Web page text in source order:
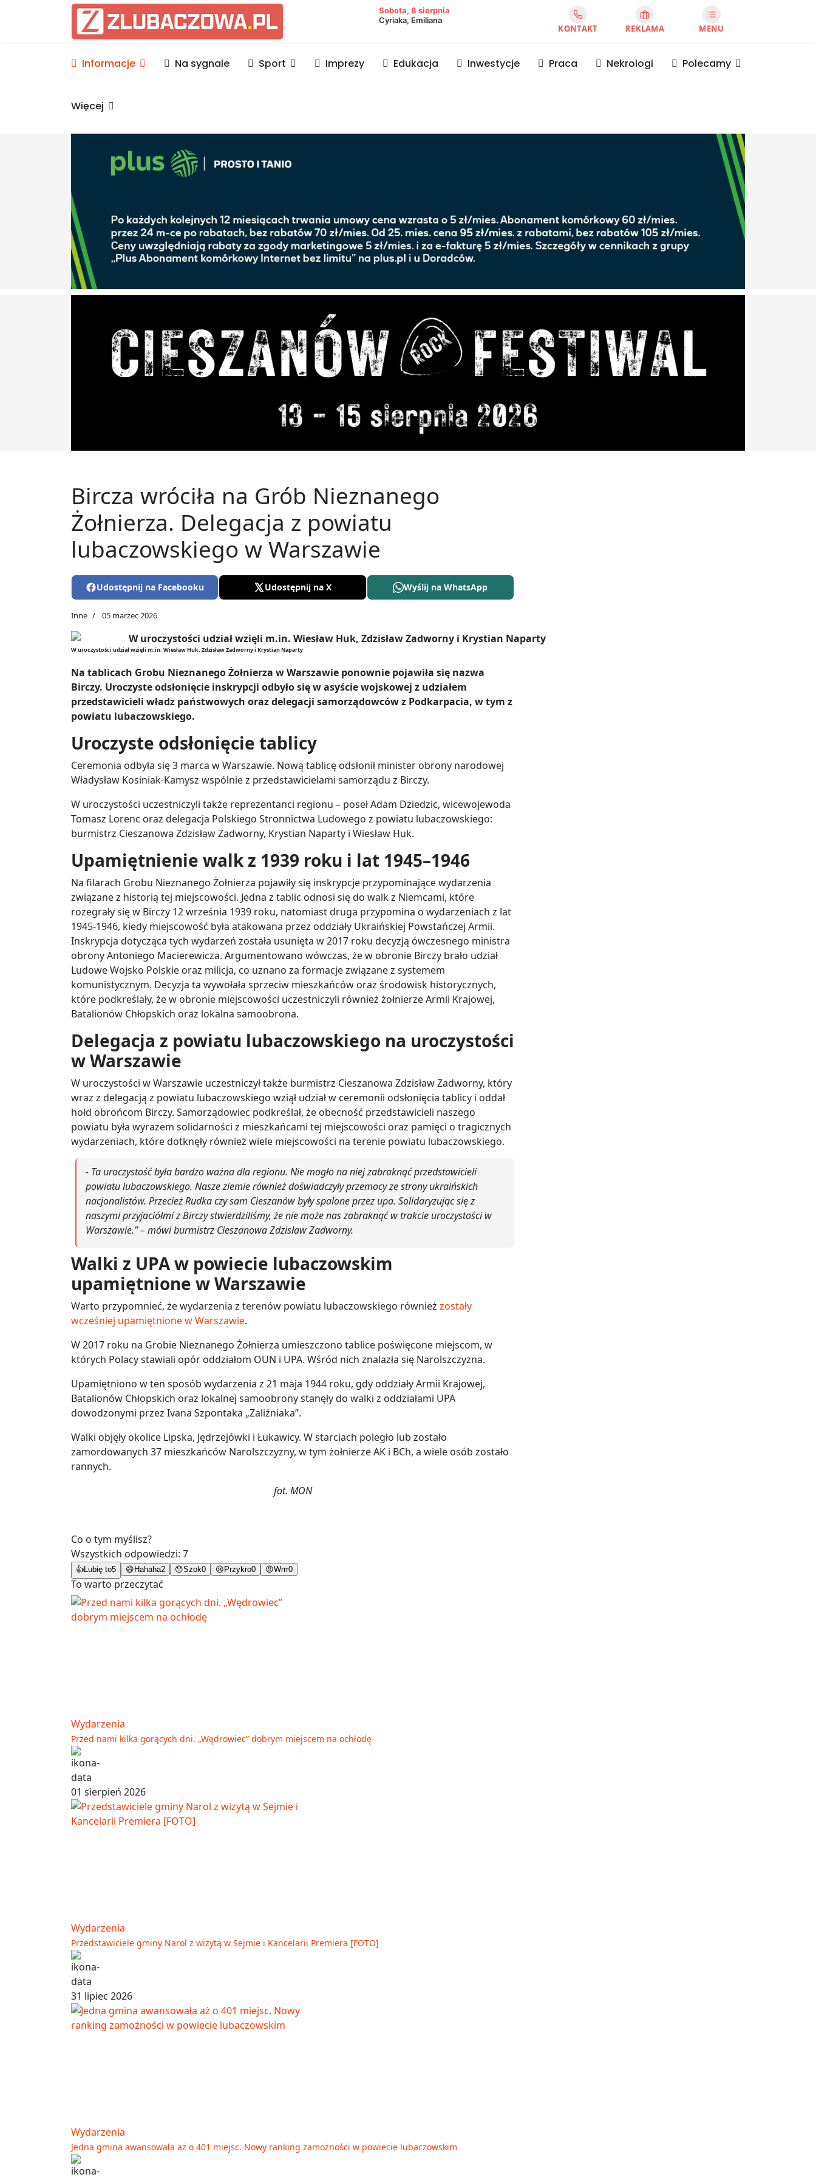
Informacje Lubaczów, powiat lubaczowski
Sobota, 8 sierpnia
Cyriaka, Emiliana
KONTAKT REKLAMA MENU
Informacje Na sygnale Sport Imprezy Edukacja Inwestycje Praca Nekrologi Polecamy
Więcej
Bircza wróciła na Grób Nieznanego
Żołnierza. Delegacja z powiatu
lubaczowskiego w Warszawie
Udostępnij na Facebooku Udostępnij na X Wyślij na WhatsApp
Inne 05 marzec 2026
W uroczystości udział wzięli m.in. Wiesław Huk, Zdzisław Zadworny i Krystian Naparty
Na tablicach Grobu Nieznanego Żołnierza w Warszawie ponownie pojawiła się nazwa
Birczy. Uroczyste odsłonięcie inskrypcji odbyło się w asyście wojskowej z udziałem
przedstawicieli władz państwowych oraz delegacji samorządowców z Podkarpacia, w tym z
powiatu lubaczowskiego.
Uroczyste odsłonięcie tablicy
Ceremonia odbyła się 3 marca w Warszawie. Nową tablicę odsłonił minister obrony narodowej
Władysław Kosiniak-Kamysz wspólnie z przedstawicielami samorządu z Birczy.
W uroczystości uczestniczyli także reprezentanci regionu – poseł Adam Dziedzic, wicewojewoda
Tomasz Lorenc oraz delegacja Polskiego Stronnictwa Ludowego z powiatu lubaczowskiego:
burmistrz Cieszanowa Zdzisław Zadworny, Krystian Naparty i Wiesław Huk.
Upamiętnienie walk z 1939 roku i lat 1945–1946
Na filarach Grobu Nieznanego Żołnierza pojawiły się inskrypcje przypominające wydarzenia
związane z historią tej miejscowości. Jedna z tablic odnosi się do walk z Niemcami, które
rozegrały się w Birczy 12 września 1939 roku, natomiast druga przypomina o wydarzeniach z lat
1945-1946, kiedy miejscowość była atakowana przez oddziały Ukraińskiej Powstańczej Armii.
Inskrypcja dotycząca tych wydarzeń została usunięta w 2017 roku decyzją ówczesnego ministra
obrony Antoniego Macierewicza. Argumentowano wówczas, że w obronie Birczy brało udział
Ludowe Wojsko Polskie oraz milicja, co uznano za formacje związane z systemem
komunistycznym. Decyzja ta wywołała sprzeciw mieszkańców oraz środowisk historycznych,
które podkreślały, że w obronie miejscowości uczestniczyli również żołnierze Armii Krajowej,
Batalionów Chłopskich oraz lokalna samoobrona.
Delegacja z powiatu lubaczowskiego na uroczystości
w Warszawie
W uroczystości w Warszawie uczestniczył także burmistrz Cieszanowa Zdzisław Zadworny, który
wraz z delegacją z powiatu lubaczowskiego wziął udział w ceremonii odsłonięcia tablicy i oddał
hołd obrońcom Birczy. Samorządowiec podkreślał, że obecność przedstawicieli naszego
powiatu była wyrazem solidarności z mieszkańcami tej miejscowości oraz pamięci o tragicznych
wydarzeniach, które dotknęły również wiele miejscowości na terenie powiatu lubaczowskiego.
- Ta uroczystość była bardzo ważna dla regionu. Nie mogło na niej zabraknąć przedstawicieli
powiatu lubaczowskiego. Nasze ziemie również doświadczyły przemocy ze strony ukraińskich
nacjonalistów. Przecież Rudka czy sam Cieszanów były spalone przez upa. Solidaryzując się z
naszymi przyjaciółmi z Birczy stwierdziliśmy, że nie może nas zabraknąć w trakcie uroczystości w
Warszawie.” – mówi burmistrz Cieszanowa Zdzisław Zadworny.
Walki z UPA w powiecie lubaczowskim
upamiętnione w Warszawie
Warto przypomnieć, że wydarzenia z terenów powiatu lubaczowskiego również zostały
wcześniej upamiętnione w Warszawie.
W 2017 roku na Grobie Nieznanego Żołnierza umieszczono tablice poświęcone miejscom, w
których Polacy stawiali opór oddziałom OUN i UPA. Wśród nich znalazła się Narolszczyzna.
Upamiętniono w ten sposób wydarzenia z 21 maja 1944 roku, gdy oddziały Armii Krajowej,
Batalionów Chłopskich oraz lokalnej samoobrony stanęły do walki z oddziałami UPA
dowodzonymi przez Ivana Szpontaka „Zaliźniaka”.
Walki objęły okolice Lipska, Jędrzejówki i Łukawicy. W starciach poległo lub zostało
zamordowanych 37 mieszkańców Narolszczyzny, w tym żołnierze AK i BCh, a wiele osób zostało
rannych.
fot. MON
Co o tym myślisz?
Wszystkich odpowiedzi: 7
👍Lubię to5 😄 Hahaha2 😯Szok0 😢 Przykro0 😡Wrrr0
To warto przeczytać
Wydarzenia
Przed nami kilka gorących dni. „Wędrowiec” dobrym miejscem na ochłodę
01 sierpień 2026
Wydarzenia
Przedstawiciele gminy Narol z wizytą w Sejmie i Kancelarii Premiera [FOTO]
31 lipiec 2026
Wydarzenia
Jedna gmina awansowała aż o 401 miejsc. Nowy ranking zamożności w powiecie lubaczowskim